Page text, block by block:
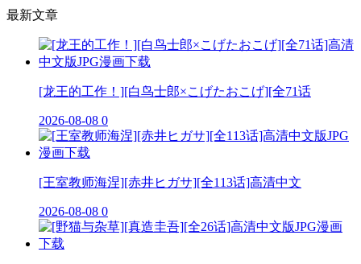
最新文章
[龙王的工作！][白鸟士郎×こげたおこげ][全71话
2026-08-08 0
[王室教师海涅][赤井ヒガサ][全113话]高清中文
2026-08-08 0